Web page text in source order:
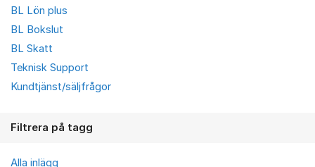
BL Lön plus
BL Bokslut
BL Skatt
Teknisk Support
Kundtjänst/säljfrågor
Filtrera på tagg
Alla inlägg